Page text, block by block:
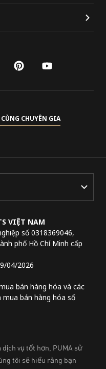
pinterest
youtube
CHUYÊN GIA
VIỆT NAM
số 0318369046,
phố Hồ Chí Minh cấp
04/2026
bán hàng hóa và các
bán hàng hóa số
Minh, Việt Nam